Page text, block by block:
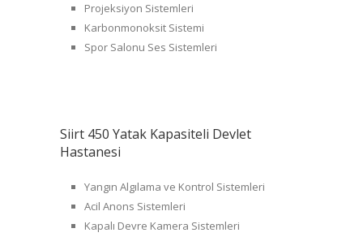
Projeksiyon Sistemleri
Karbonmonoksit Sistemi
Spor Salonu Ses Sistemleri
Siirt 450 Yatak Kapasiteli Devlet
Hastanesi
Yangın Algılama ve Kontrol Sistemleri
Acil Anons Sistemleri
Kapalı Devre Kamera Sistemleri